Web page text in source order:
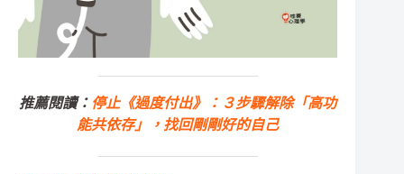
推薦閱讀： 停止《過度付出》：３步驟解除「高功
能共依存」，找回剛剛好的自己